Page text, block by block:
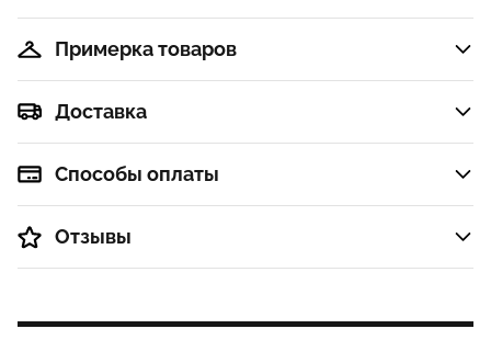
Примерка товаров
Доставка
Способы оплаты
Отзывы